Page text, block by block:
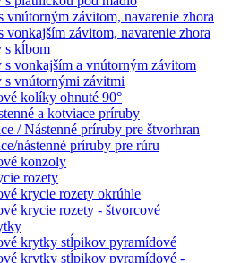
vnútorným závitom, navarenie zhora
vonkajším závitom, navarenie zhora
kĺbom
vonkajším a vnútorným závitom
vnútornými závitmi
kolíky ohnuté 90°
a kotviace príruby
/ Nástenné príruby pre štvorhran
nástenné príruby pre rúru
konzoly
rozety
krycie rozety okrúhle
krycie rozety - štvorcové
krytky stĺpikov pyramídové
krytky stĺpikov pyramídové -